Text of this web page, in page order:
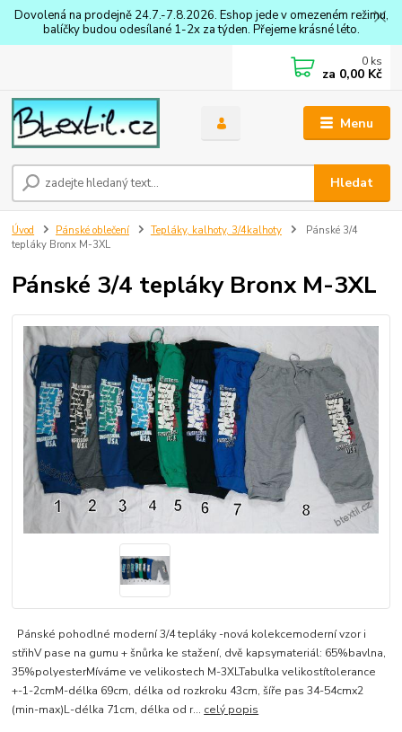
Dovolená na prodejně 24.7.-7.8.2026. Eshop jede v omezeném režimu,
balíčky budou odesílané 1-2x za týden. Přejeme krásné léto.
Menu
Hledat
0 ks
za 0,00 Kč
Úvod Pánské oblečení Tepláky, kalhoty, 3/4kalhoty
Pánské 3/4
tepláky Bronx M-3XL
Pánské 3/4 tepláky Bronx M-3XL
Pánské pohodlné moderní 3/4 tepláky -nová kolekcemoderní vzor i
střihV pase na gumu + šnůrka ke stažení, dvě kapsymateriál: 65%bavlna,
35%polyesterMíváme ve velikostech M-3XLTabulka velikostítolerance
+-1-2cmM-délka 69cm, délka od rozkroku 43cm, šíře pas 34-54cmx2
(min-max)L-délka 71cm, délka od r... celý popis